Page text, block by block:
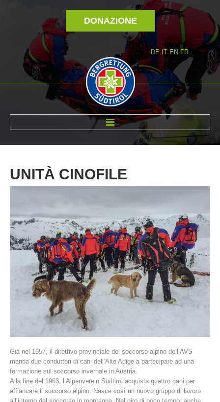
DONAZIONE
DE IT EN FR
UNITÀ CINOFILE
Già nel 1957, il direttivo provinciale del soccorso alpino dell’AVS
manda due conduttori di cani dell’Alto Adige a partecipare ad una
formazione sul soccorso invernale in Austria.
Alla fine del 1963, l’Alpenverein Südtirol acquista quattro cani per
affiancare il soccorso alpino. Nasce così un nuovo gruppo di lavoro